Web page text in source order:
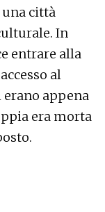
città
In
entrare alla
al
appena
era morta